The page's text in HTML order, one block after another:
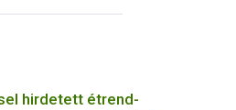
hirdetett étrend-